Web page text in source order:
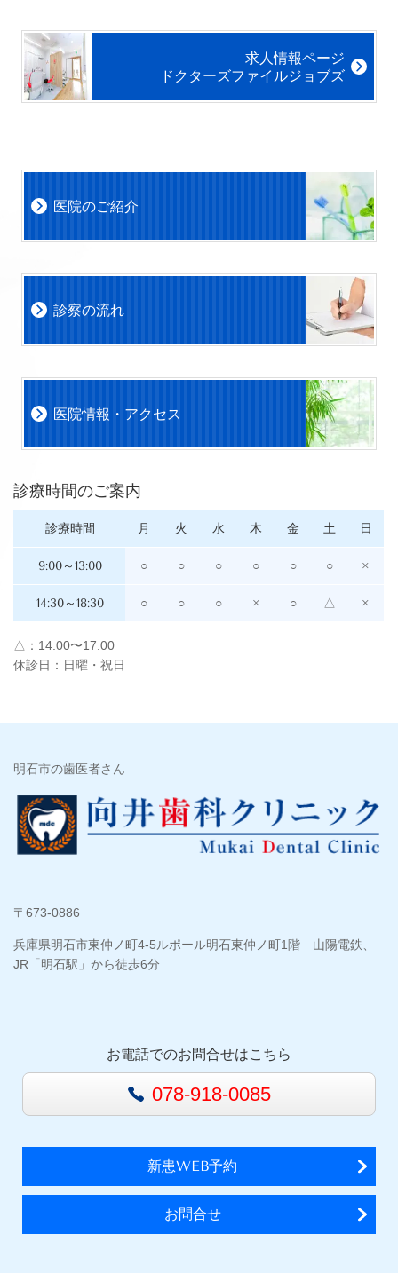
求人情報ページ
ドクターズファイルジョブズ
医院のご紹介
診察の流れ
医院情報・アクセス
診療時間のご案内
診療時間 月 火 水 木 金 土 日
9:00～13:00 ○ ○ ○ ○ ○ ○ ×
14:30～18:30 ○ ○ ○ × ○ △ ×
△：14:00〜17:00
休診日：日曜・祝日
明石市の歯医者さん
〒673-0886
兵庫県明石市東仲ノ町4-5ルポール明石東仲ノ町1階 山陽電鉄、
JR「明石駅」から徒歩6分
お電話でのお問合せはこちら
078-918-0085
新患WEB予約
お問合せ